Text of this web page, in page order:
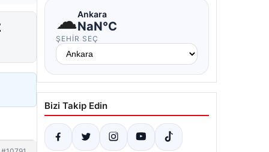
☁Ankara
NaN°C
ŞEHIR SEÇ
Bizi Takip Edin